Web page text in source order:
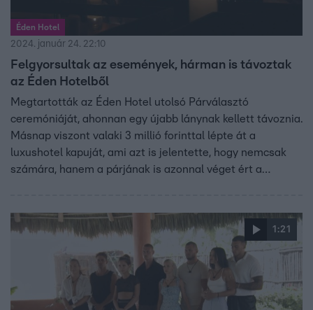
Éden Hotel
2024. január 24. 22:10
Felgyorsultak az események, hárman is távoztak
az Éden Hotelből
Megtartották az Éden Hotel utolsó Párválasztó
ceremóniáját, ahonnan egy újabb lánynak kellett távoznia.
Másnap viszont valaki 3 millió forinttal lépte át a
luxushotel kapuját, ami azt is jelentette, hogy nemcsak
számára, hanem a párjának is azonnal véget ért a
1:21